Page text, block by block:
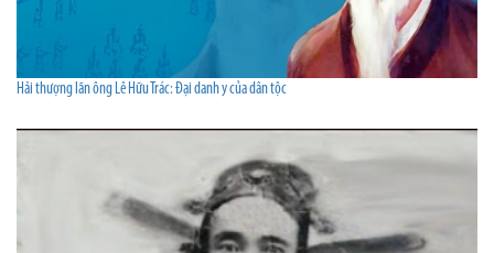
Hải thượng lãn ông Lê Hữu Trác: Đại danh y của dân tộc